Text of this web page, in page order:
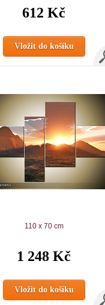
612 Kč
Vložit do košíku
110 x 70 cm
1 248 Kč
Vložit do košíku